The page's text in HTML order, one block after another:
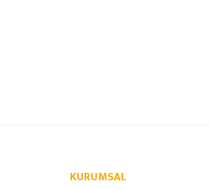
KURUMSAL